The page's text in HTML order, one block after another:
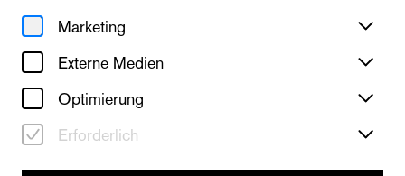
Seitenübersicht
Geschichte
Kontakt
Marketing
Externe Medien
Optimierung
Erforderlich